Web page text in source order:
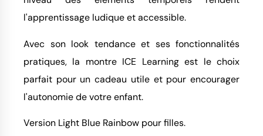
l'apprentissage ludique et accessible.
Avec son look tendance et ses fonctionnalités
pratiques, la montre ICE Learning est le choix
parfait pour un cadeau utile et pour encourager
l'autonomie de votre enfant.
Version Light Blue Rainbow pour filles.